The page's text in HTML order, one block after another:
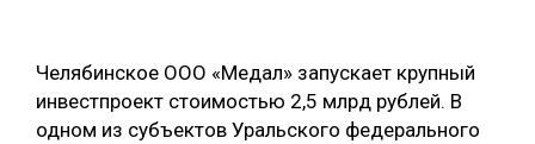
ЛЕСОВОССТАНОВЛЕНИЕ И ЗАЩИТА
ЛОГИСТИКА
ТЕМАТИЧЕСКИЕ ПРОЕКТЫ
Челябинское ООО «Медал» запускает крупный
инвестпроект стоимостью 2,5 млрд рублей. В
одном из субъектов Уральского федерального